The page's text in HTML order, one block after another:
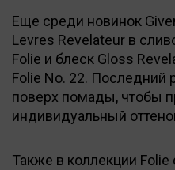
Еще среди новинок
Levres Revelateur в
Folie и блеск Gloss
Folie No. 22. Последний
поверх помады, чтобы
индивидуальный
Также в коллекции